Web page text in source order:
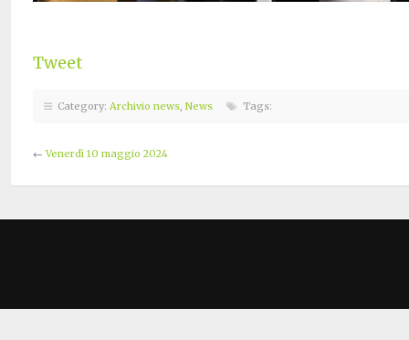
Tweet
Category: Archivio news, News Tags:
←Venerdì 10 maggio 2024